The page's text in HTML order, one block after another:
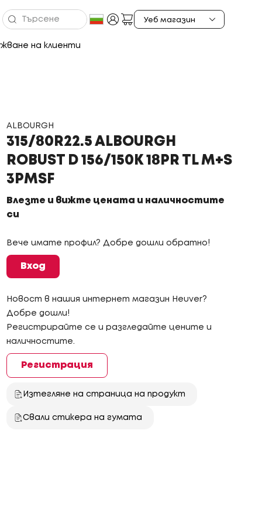
на клиенти
ALBOURGH
315/80R22.5 ALBOURGH
ROBUST D 156/150K 18PR TL M+S
3PMSF
Влезте и вижте цената и наличностите
си
Вече имате профил? Добре дошли обратно!
Вход
Новост в нашия интернет магазин Heuver?
Добре дошли!
Регистрирайте се и разгледайте цените и
наличностите.
Регистрация
Изтегляне на страница на продукт
Свали стикера на гумата